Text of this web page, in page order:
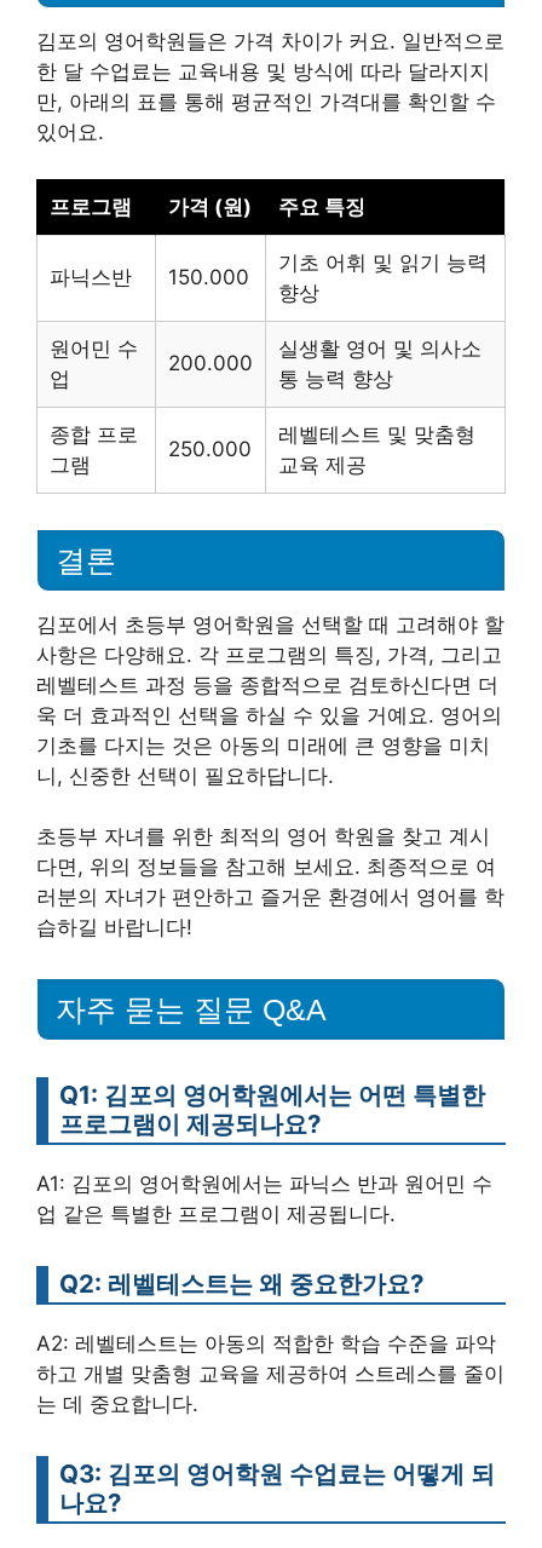
김포의 영어학원들은 가격 차이가 커요. 일반적으로
한 달 수업료는 교육내용 및 방식에 따라 달라지지
만, 아래의 표를 통해 평균적인 가격대를 확인할 수
있어요.
프로그램 가격 (원) 주요 특징
파닉스반 150.000
기초 어휘 및 읽기 능력
향상
원어민 수
업
200.000
실생활 영어 및 의사소
통 능력 향상
종합 프로
그램
250.000
레벨테스트 및 맞춤형
교육 제공
결론
김포에서 초등부 영어학원을 선택할 때 고려해야 할
사항은 다양해요. 각 프로그램의 특징, 가격, 그리고
레벨테스트 과정 등을 종합적으로 검토하신다면 더
욱 더 효과적인 선택을 하실 수 있을 거예요. 영어의
기초를 다지는 것은 아동의 미래에 큰 영향을 미치
니, 신중한 선택이 필요하답니다.
초등부 자녀를 위한 최적의 영어 학원을 찾고 계시
다면, 위의 정보들을 참고해 보세요. 최종적으로 여
러분의 자녀가 편안하고 즐거운 환경에서 영어를 학
습하길 바랍니다!
자주 묻는 질문 Q&A
Q1: 김포의 영어학원에서는 어떤 특별한
프로그램이 제공되나요?
A1: 김포의 영어학원에서는 파닉스 반과 원어민 수
업 같은 특별한 프로그램이 제공됩니다.
Q2: 레벨테스트는 왜 중요한가요?
A2: 레벨테스트는 아동의 적합한 학습 수준을 파악
하고 개별 맞춤형 교육을 제공하여 스트레스를 줄이
는 데 중요합니다.
Q3: 김포의 영어학원 수업료는 어떻게 되
나요?